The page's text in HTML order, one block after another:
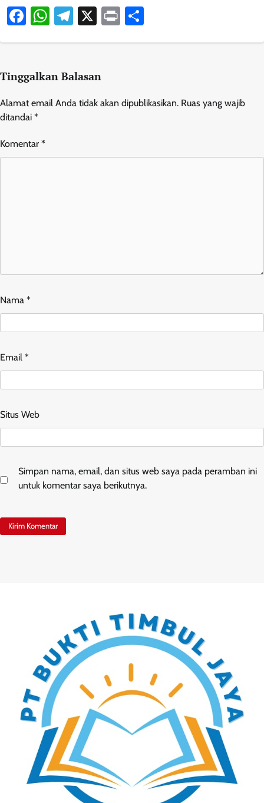
Facebook
WhatsApp
Telegram
X Print
Tinggalkan Balasan
Alamat email Anda tidak akan dipublikasikan. Ruas yang wajib
ditandai *
Komentar *
Nama *
Email *
Situs Web
Simpan nama, email, dan situs web saya pada peramban ini
untuk komentar saya berikutnya.